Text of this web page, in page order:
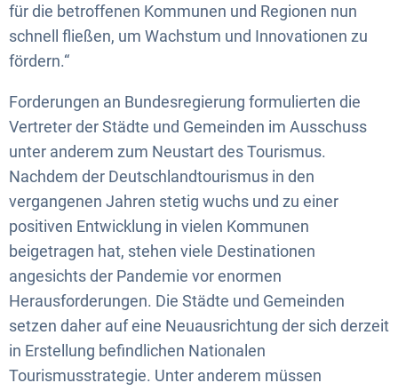
für die betroffenen Kommunen und Regionen nun
schnell fließen, um Wachstum und Innovationen zu
fördern.“
Forderungen an Bundesregierung formulierten die
Vertreter der Städte und Gemeinden im Ausschuss
unter anderem zum Neustart des Tourismus.
Nachdem der Deutschlandtourismus in den
vergangenen Jahren stetig wuchs und zu einer
positiven Entwicklung in vielen Kommunen
beigetragen hat, stehen viele Destinationen
angesichts der Pandemie vor enormen
Herausforderungen. Die Städte und Gemeinden
setzen daher auf eine Neuausrichtung der sich derzeit
in Erstellung befindlichen Nationalen
Tourismusstrategie. Unter anderem müssen